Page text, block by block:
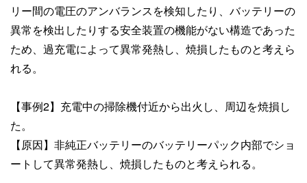
リー間の電圧のアンバランスを検知したり、バッテリーの
異常を検出したりする安全装置の機能がない構造であった
ため、過充電によって異常発熱し、焼損したものと考えら
れる。
【事例2】充電中の掃除機付近から出火し、周辺を焼損し
た。
【原因】非純正バッテリーのバッテリーパック内部でショ
ートして異常発熱し、焼損したものと考えられる。